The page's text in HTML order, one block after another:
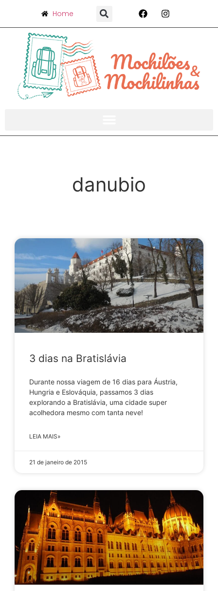
Home
danubio
3 dias na Bratislávia
Durante nossa viagem de 16 dias para Áustria,
Hungria e Eslováquia, passamos 3 dias
explorando a Bratislávia, uma cidade super
acolhedora mesmo com tanta neve!
LEIA MAIS»
21 de janeiro de 2015